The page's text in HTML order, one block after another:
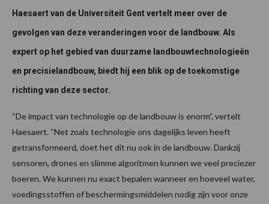
Haesaertvan de Universiteit Gent vertelt meer over de
gevolgen van deze veranderingen voor de landbouw. Als
expert op het gebied van duurzame landbouwtechnologieën
en precisielandbouw, biedt hij een blik op de toekomstige
richting van deze sector.
“De impact van technologie op de landbouw is enorm”, vertelt
Haesaert. “Net zoals technologie ons dagelijks leven heeft
getransformeerd, doet het dit nu ook in de landbouw. Dankzij
sensoren, drones en slimme algoritmen kunnen we veel preciezer
boeren. We kunnen nu exact bepalen wanneer en hoeveel water,
voedingsstoffen of beschermingsmiddelen nodig zijn voor onze